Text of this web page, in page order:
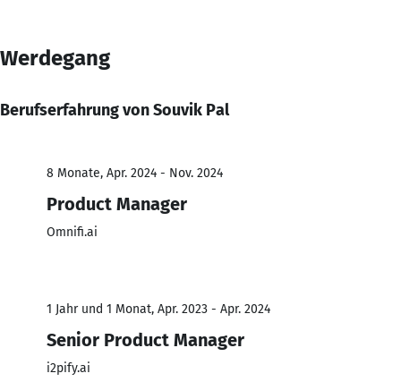
Werdegang
Berufserfahrung von Souvik Pal
8 Monate, Apr. 2024 - Nov. 2024
Product Manager
Omnifi.ai
1 Jahr und 1 Monat, Apr. 2023 - Apr. 2024
Senior Product Manager
i2pify.ai